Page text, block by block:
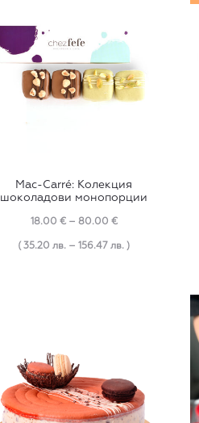
product
has
multiple
chosen
on
Mac-Carré: Колекция
шоколадови монопорции
18.00 € – 80.00 €Price
range:
( 35.20 лв. – 156.47 лв. )